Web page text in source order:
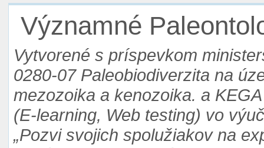
Významné
Vytvorené s príspevkom
0280-07 Paleobiodiverzita na
mezozoika a kenozoika. a
(E-learning, Web testing) vo
„Pozvi svojich spolužiakov na